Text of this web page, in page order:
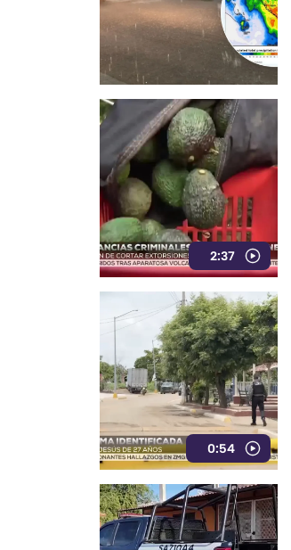
2:37
0:54